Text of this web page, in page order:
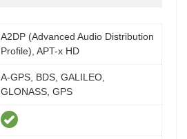
A2DP (Advanced Audio Distribution
Profile), APT-x HD
A-GPS, BDS, GALILEO,
GLONASS, GPS